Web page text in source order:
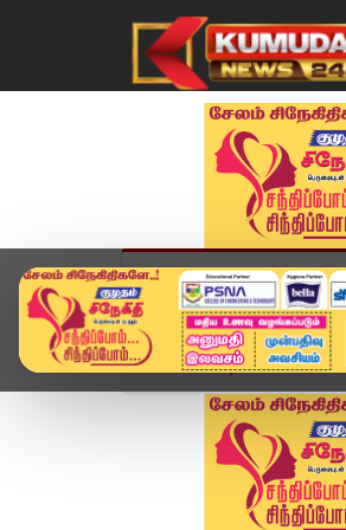
முகப்பு விளையாட்டு
Home வீடியோ ஸ்டோரி